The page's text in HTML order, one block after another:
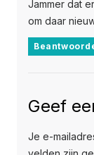
Jammer dat
om daar
Geef
Je e-